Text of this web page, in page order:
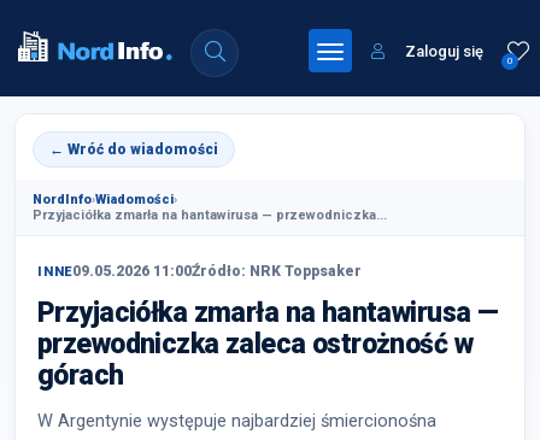
0
Zaloguj się
← Wróć do wiadomości
NordInfo›Wiadomości›
Przyjaciółka zmarła na hantawirusa — przewodniczka...
INNE09.05.2026 11:00Źródło: NRK Toppsaker
Przyjaciółka zmarła na hantawirusa —
przewodniczka zaleca ostrożność w
górach
W Argentynie występuje najbardziej śmiercionośna